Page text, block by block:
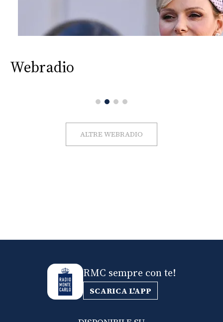
Webradio
ALTRE WEBRADIO
RMC sempre con te!
SCARICA L'APP